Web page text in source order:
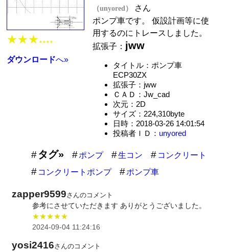
★★★ ★★★★
ダウンロードへ»
（unyored）
さん
ポンプ車です。 仮設計画等に使
用するのにトレースしました。
拡張子： jww
タイトル：ポンプ車
ECP30ZX
拡張子：jww
ＣＡＤ：Jw_cad
次元：2D
サイズ：224,310byte
日時：2018-03-26 14:01:54
投稿者ＩＤ： unyored
タグ» ポンプ 生コン
コンクリート
コンクリートポンプ
ポンプ車
zapper9599さんのコメント
参考にさせていただきます ありがとうございました。
★★★★★
2024-09-04 11:24:16
yosi2416さんのコメント